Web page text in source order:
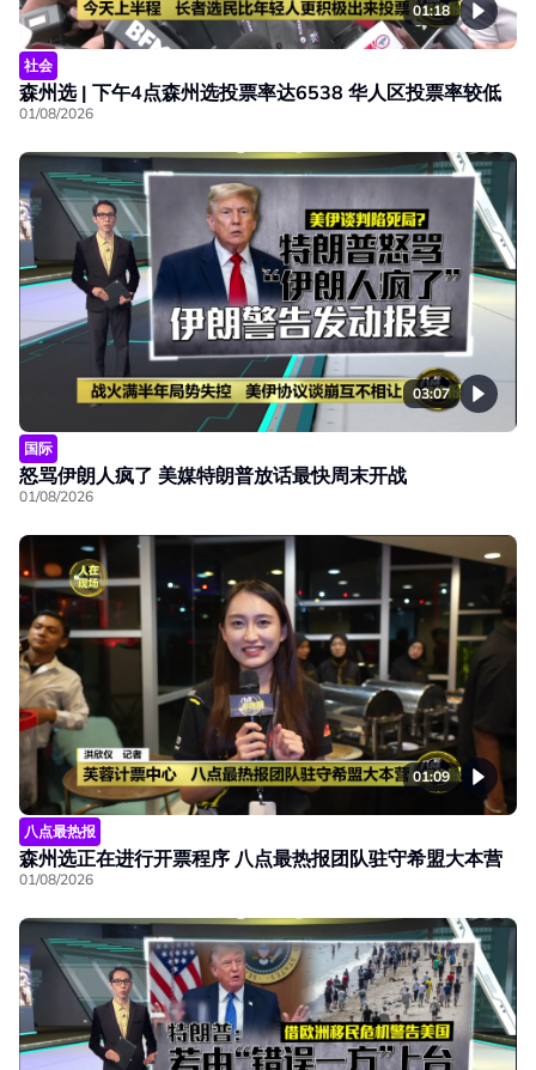
01:18
社会
森州选 | 下午4点森州选投票率达6538 华人区投票率较低
01/08/2026
03:07
国际
怒骂伊朗人疯了 美媒特朗普放话最快周末开战
01/08/2026
01:09
八点最热报
森州选正在进行开票程序 八点最热报团队驻守希盟大本营
01/08/2026